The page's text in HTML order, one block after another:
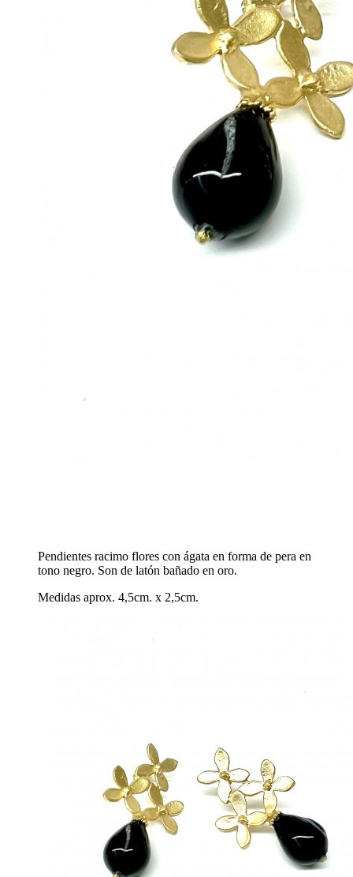
Pendientes racimo flores con ágata en forma de pera en
tono negro. Son de latón bañado en oro.
Medidas aprox. 4,5cm. x 2,5cm.